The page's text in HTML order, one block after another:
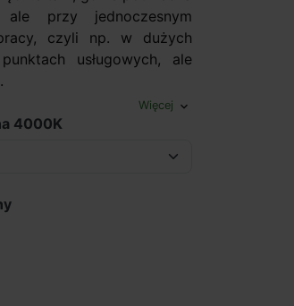
przy jednoczesnym
czyli np. w dużych
usługowych, ale
Więcej expand_more
4000K